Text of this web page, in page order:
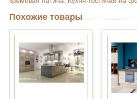
Похожие товары